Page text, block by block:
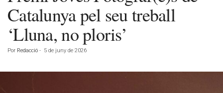
Catalunya pel seu treball
‘Lluna, no ploris’
Por Redacció - 5 de juny de 2026